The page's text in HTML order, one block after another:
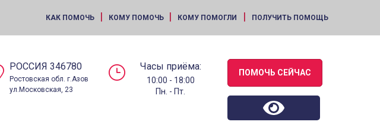
КАК ПОМОЧЬ | КОМУ ПОМОЧЬ | КОМУ ПОМОГЛИ | ПОЛУЧИТЬ ПОМОЩЬ
РОССИЯ 346780
Ростовская обл. г.Азов
ул.Московская, 23
Часы приёма:
10:00 - 18:00
Пн. - Пт.
ПОМОЧЬ СЕЙЧАС